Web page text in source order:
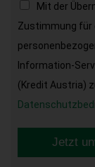
Mit der
Zustimmung für
Information-
(Kredit Austria)
Jetzt